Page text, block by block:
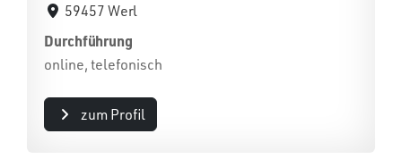
59457 Werl
Durchführung
online, telefonisch
zum Profil